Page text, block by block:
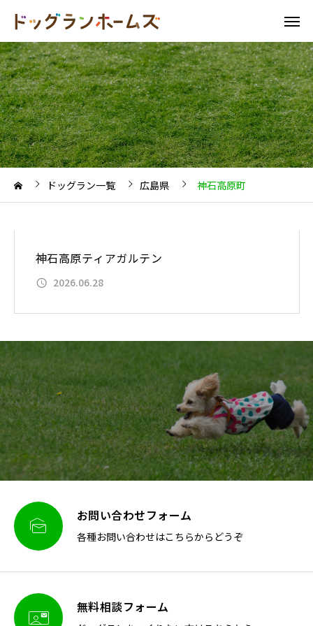
ドッグラン一覧 広島県 神石高原町
神石高原ティアガルテン
2026.06.28
 お問い合わせフォーム
各種お問い合わせはこちらからどうぞ
 無料相談フォーム